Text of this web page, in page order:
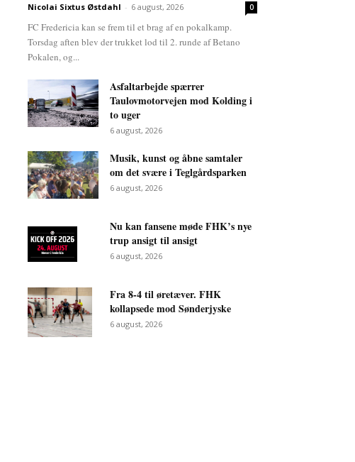
Nicolai Sixtus Østdahl - 6 august, 2026 0
FC Fredericia kan se frem til et brag af en pokalkamp.
Torsdag aften blev der trukket lod til 2. runde af Betano
Pokalen, og...
Asfaltarbejde spærrer
Taulovmotorvejen mod Kolding i
to uger
6 august, 2026
Musik, kunst og åbne samtaler
om det svære i Teglgårdsparken
6 august, 2026
Nu kan fansene møde FHK’s nye
trup ansigt til ansigt
6 august, 2026
Fra 8-4 til øretæver. FHK
kollapsede mod Sønderjyske
6 august, 2026